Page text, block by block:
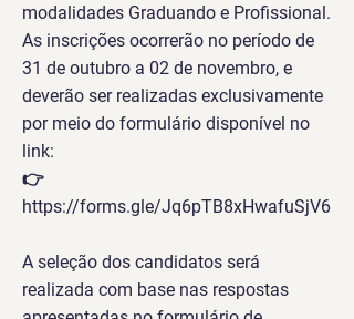
modalidades Graduando e Profissional.
As inscrições ocorrerão no período de
31 de outubro a 02 de novembro, e
deverão ser realizadas exclusivamente
por meio do formulário disponível no
link:
👉
https://forms.gle/Jq6pTB8xHwafuSjV6
A seleção dos candidatos será
realizada com base nas respostas